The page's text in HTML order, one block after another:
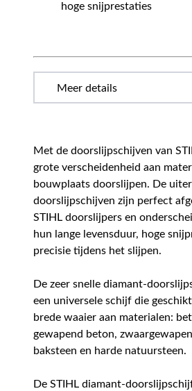
hoge snijprestaties
Met de doorslijpschijven van
grote verscheidenheid aan
bouwplaats doorslijpen. De
doorslijpschijven zijn perfect
STIHL doorslijpers en
hun lange levensduur, hoge
precisie tijdens het slijpen.
De zeer snelle diamant-
een universele schijf die
brede waaier aan materialen:
gewapend beton,
baksteen en harde natuursteen.
De STIHL diamant-